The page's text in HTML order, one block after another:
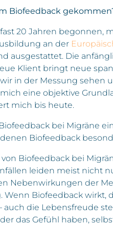
Biofeedback
20 Jahren begonnen,
an der
ausgestattet. Die
Klient bringt neue
in der Messung sehen
eine objektive
mich bis heute.
bei Migräne
Biofeedback
Biofeedback bei
leiden meist nicht
Nebenwirkungen der
Wenn Biofeedback wirkt,
auch die Lebensfreude
das Gefühl haben,